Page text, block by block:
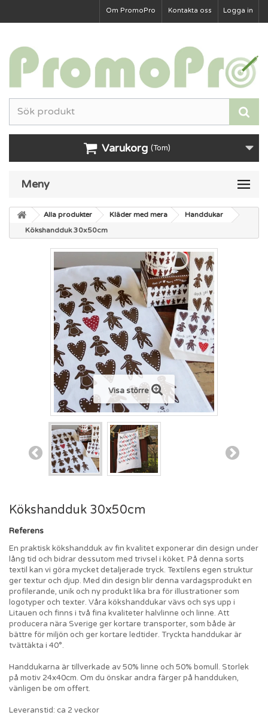
Logga in
Kontakta oss
Om PromoPro
Varukorg (Tom)
Meny
Alla produkter Kläder med mera
Handdukar
Kökshandduk 30x50cm
Visa större
Kökshandduk 30x50cm
Referens
En praktisk kökshandduk av fin kvalitet exponerar din design under
lång tid och bidrar dessutom med trivsel i köket. På denna sorts
textil kan vi göra mycket detaljerade tryck. Textilens egen struktur
ger textur och djup. Med din design blir denna vardagsprodukt en
profilerande, unik och ny produkt lika bra för illustrationer som
logotyper och texter. Våra kökshanddukar vävs och sys upp i
Litauen och finns i två fina kvaliteter halvlinne och linne. Att
producera nära Sverige ger kortare transporter, som både är
bättre för miljön och ger kortare ledtider. Tryckta handdukar är
tvättäkta i 40°.
Handdukarna är tillverkade av 50% linne och 50% bomull. Storlek
på motiv 24x40cm. Om du önskar andra färger på handduken,
vänligen be om offert.
Leveranstid: ca 2 veckor